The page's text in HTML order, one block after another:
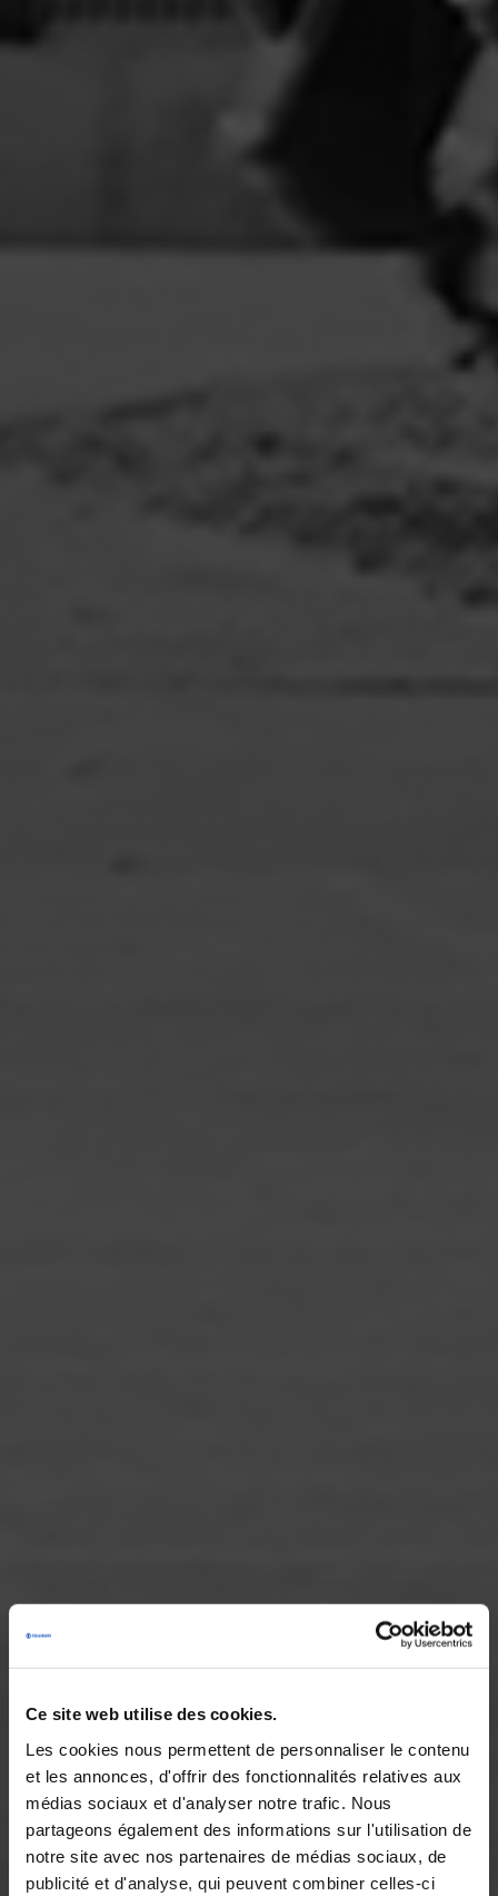
Ce site web utilise des cookies.
Les cookies nous permettent de personnaliser le contenu
et les annonces, d'offrir des fonctionnalités relatives aux
médias sociaux et d'analyser notre trafic. Nous
partageons également des informations sur l'utilisation de
notre site avec nos partenaires de médias sociaux, de
publicité et d'analyse, qui peuvent combiner celles-ci